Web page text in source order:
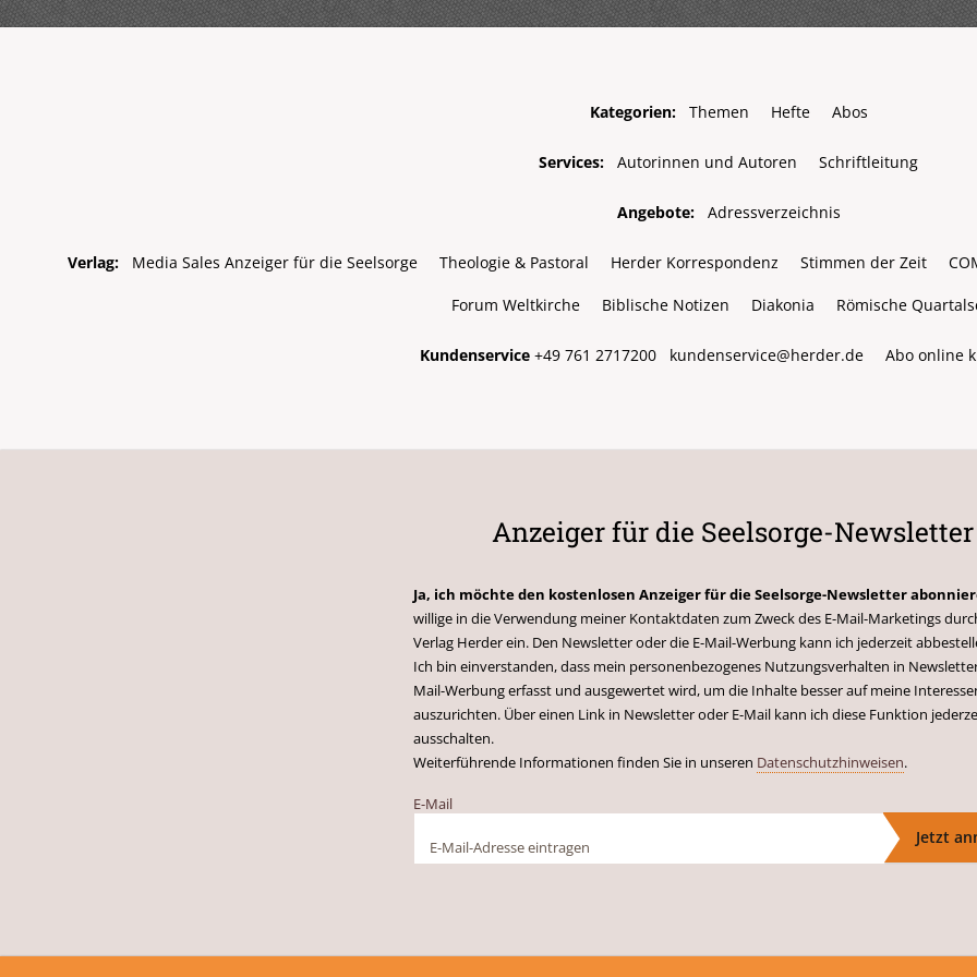
Kategorien: Themen Hefte Abos
Services: Autorinnen und Autoren Schriftleitung
Angebote: Adressverzeichnis
Verlag: Media Sales Anzeiger für die Seelsorge Theologie & Pastoral Herder Korrespondenz Stimmen der Zeit
Forum Weltkirche Biblische Notizen Diakonia Römische
Kundenservice +49 761 2717200 kundenservice@herder.de Abo online
Anzeiger für die Seelsorge-Newsletter
Ja, ich möchte den kostenlosen Anzeiger für die Seelsorge-Newsletter
willige in die Verwendung meiner Kontaktdaten zum Zweck des E-Mail-Marketings
Verlag Herder ein. Den Newsletter oder die E-Mail-Werbung kann ich jederzeit
Ich bin einverstanden, dass mein personenbezogenes Nutzungsverhalten in
Mail-Werbung erfasst und ausgewertet wird, um die Inhalte besser auf meine
auszurichten. Über einen Link in Newsletter oder E-Mail kann ich diese Funktion
ausschalten.
Weiterführende Informationen finden Sie in unseren Datenschutzhinweisen.
E-Mail
Jetzt